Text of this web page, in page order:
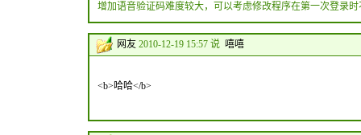
增加语音验证码难度较大，可以考虑修改程序在第一次登录
网友 2010-12-19 15:57 说 嘻嘻
<b>哈哈</b>